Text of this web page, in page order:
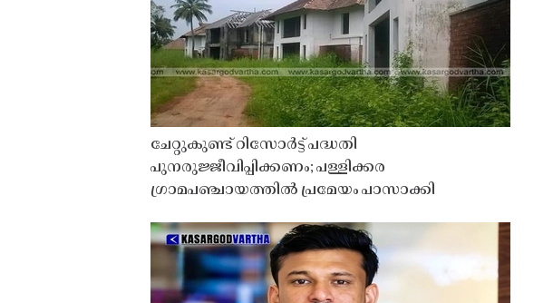
ചേറ്റുകുണ്ട് റിസോർട്ട് പദ്ധതി
പുനരുജ്ജീവിപ്പിക്കണം; പള്ളിക്കര
ഗ്രാമപഞ്ചായത്തിൽ പ്രമേയം പാസാക്കി